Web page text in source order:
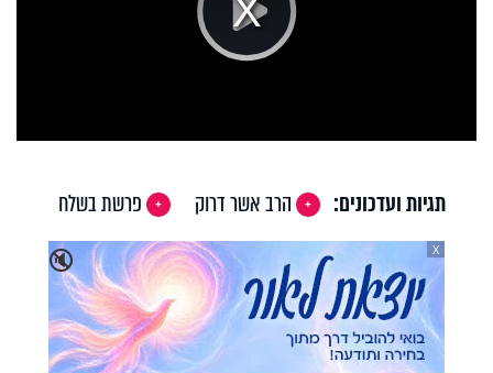
Play
Video
תגיות ועדכונים: הרב אשר דרוק
פרשת בשלח
🔇
X